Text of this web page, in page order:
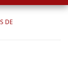
DE